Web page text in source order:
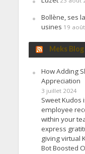
Bollène, ses
usines 19
Meks Blog
How Adding
Appreciation
3 juillet 2024
Sweet Kudos
employee
within your
express
giving virtual
Bot Boosted